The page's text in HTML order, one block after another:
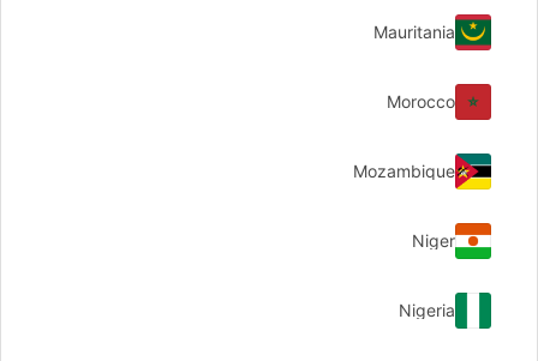
Mauritania
Morocco
Mozambique
Niger
Nigeria